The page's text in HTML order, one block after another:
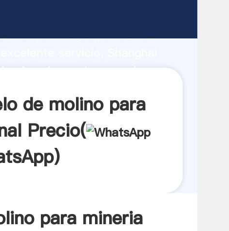
de producción, fuerza de
artesanal proveedor
de molino para
Precio(
)
para mineria